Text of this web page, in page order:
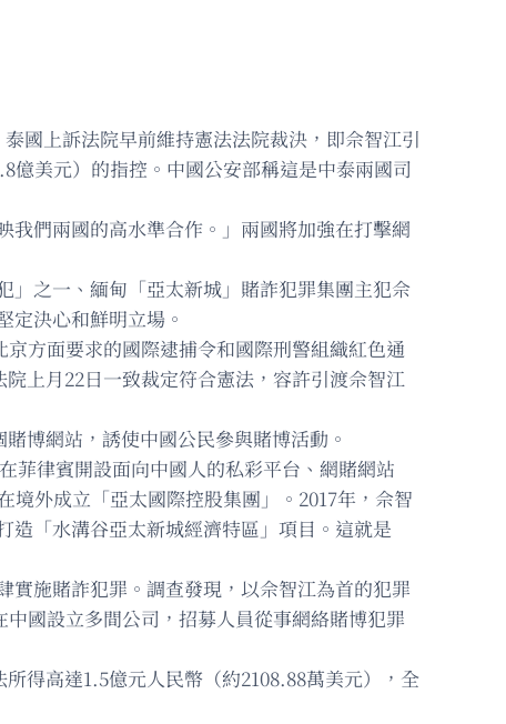
國上訴法院早前維持憲法法院裁決，即佘智江引
億美元）的指控。中國公安部稱這是中泰兩國司
們兩國的高水準合作。」兩國將加強在打擊網
」之一、緬甸「亞太新城」賭詐犯罪集團主犯佘
定決心和鮮明立場。
方面要求的國際逮捕令和國際刑警組織紅色通
上月22日一致裁定符合憲法，容許引渡佘智江
博網站，誘使中國公民參與賭博活動。
菲律賓開設面向中國人的私彩平台、網賭網站
外成立「亞太國際控股集團」。2017年，佘智
造「水溝谷亞太新城經濟特區」項目。這就是
施賭詐犯罪。調查發現，以佘智江為首的犯罪
國設立多間公司，招募人員從事網絡賭博犯罪
得高達1.5億元人民幣（約2108.88萬美元），全